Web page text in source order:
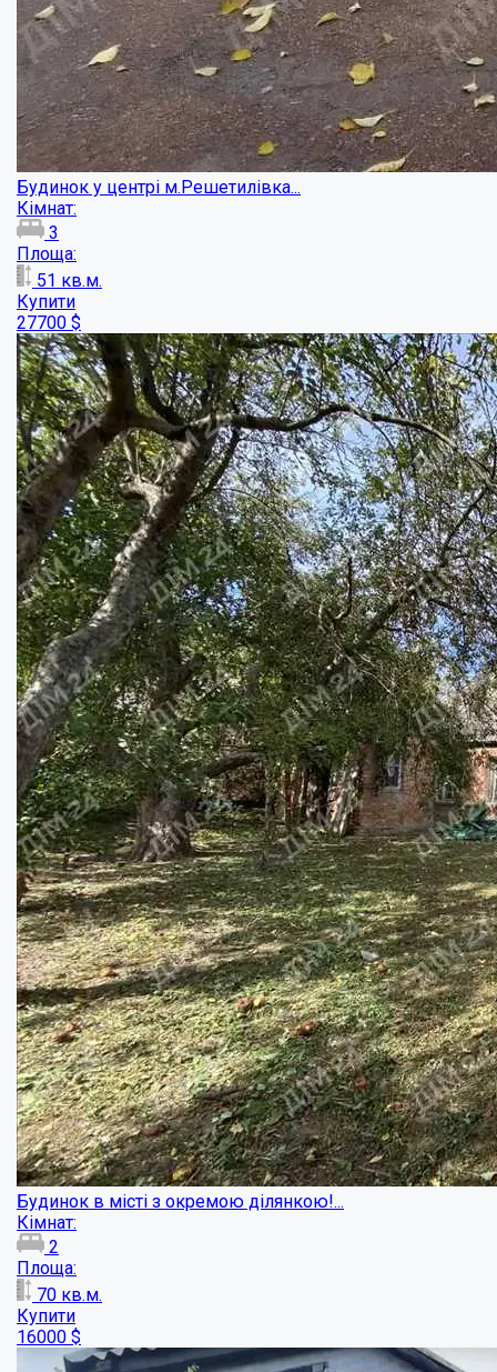
Будинок в місті з окремою ділянкою!...
Кімнат:
2
Площа:
70 кв.м.
Купити
16000 $
Окремий будинок в Супрунівці!...
Кімнат:
4
Площа:
77кв.м.
Купити
70000 $